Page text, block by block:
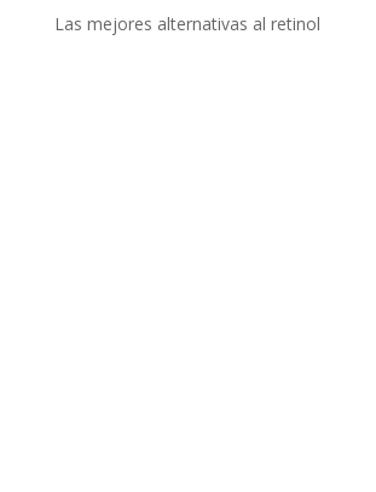
Las mejores alternativas al retinol